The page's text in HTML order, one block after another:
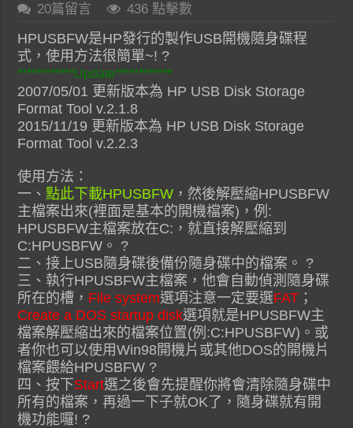
20篇留言
436 點擊數
HPUSBFW是HP發行的製作USB開機隨身碟程
式，使用方法很簡單~! ?
************Update************
2007/05/01 更新版本為 HP USB Disk Storage
Format Tool v.2.1.8
2015/11/19 更新版本為 HP USB Disk Storage
Format Tool v.2.2.3
使用方法：
一、 點此下載HPUSBFW ，然後解壓縮HPUSBFW
主檔案出來(裡面是基本的開機檔案)，例:
HPUSBFW主檔案放在C:，就直接解壓縮到
C:HPUSBFW。 ?
二、接上USB隨身碟後備份隨身碟中的檔案。 ?
三、執行HPUSBFW主檔案，他會自動偵測隨身碟
所在的槽， File system選項注意一定要選FAT ；
Create a DOS startup disk選項就是HPUSBFW主
檔案解壓縮出來的檔案位置(例:C:HPUSBFW)。或
者你也可以使用Win98開機片或其他DOS的開機片
檔案餵給HPUSBFW ?
四、按下Start選之後會先提醒你將會清除隨身碟中
所有的檔案，再過一下子就OK了，隨身碟就有開
機功能囉! ?